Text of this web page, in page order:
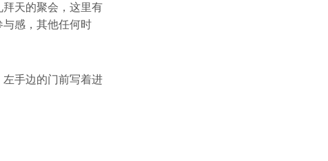
天的聚会，这里有
感，其他任何时
手边的门前写着进